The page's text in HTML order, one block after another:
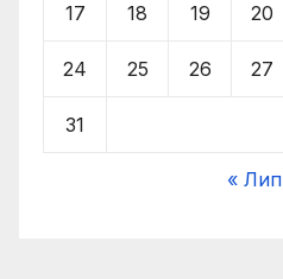
17 18 19 20
24 25 26 27
31
« Лип